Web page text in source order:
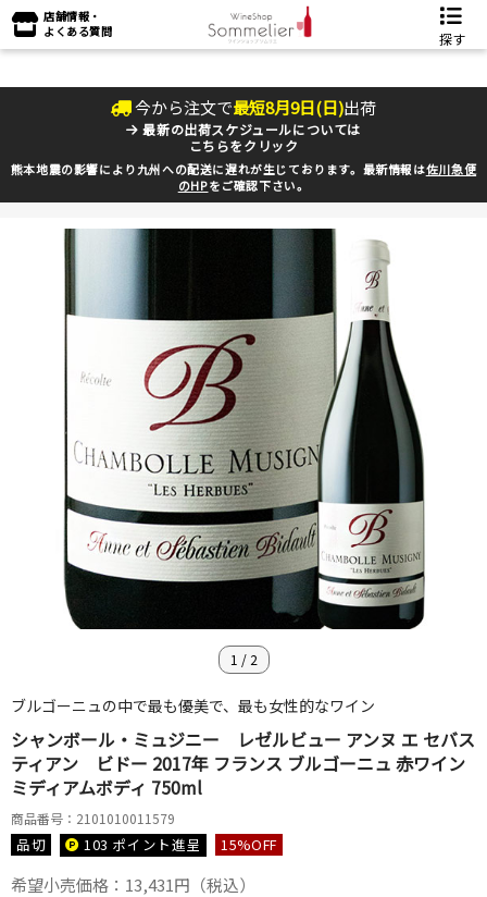
店舗情報・
よくある質問
探す
今から注文で最短8月9日(日)出荷
最新の出荷スケジュールについては
こちらをクリック
熊本地震の影響により九州への配送に遅れが生じております。最新情報は佐川急便
のHPをご確認下さい。
1 / 2
ブルゴーニュの中で最も優美で、最も女性的なワイン
シャンボール・ミュジニー レゼルビュー アンヌ エ セバス
ティアン ビドー 2017年 フランス ブルゴーニュ 赤ワイン
ミディアムボディ 750ml
商品番号：2101010011579
品切 103 ポイント進呈 15%OFF
希望小売価格：13,431円（税込）